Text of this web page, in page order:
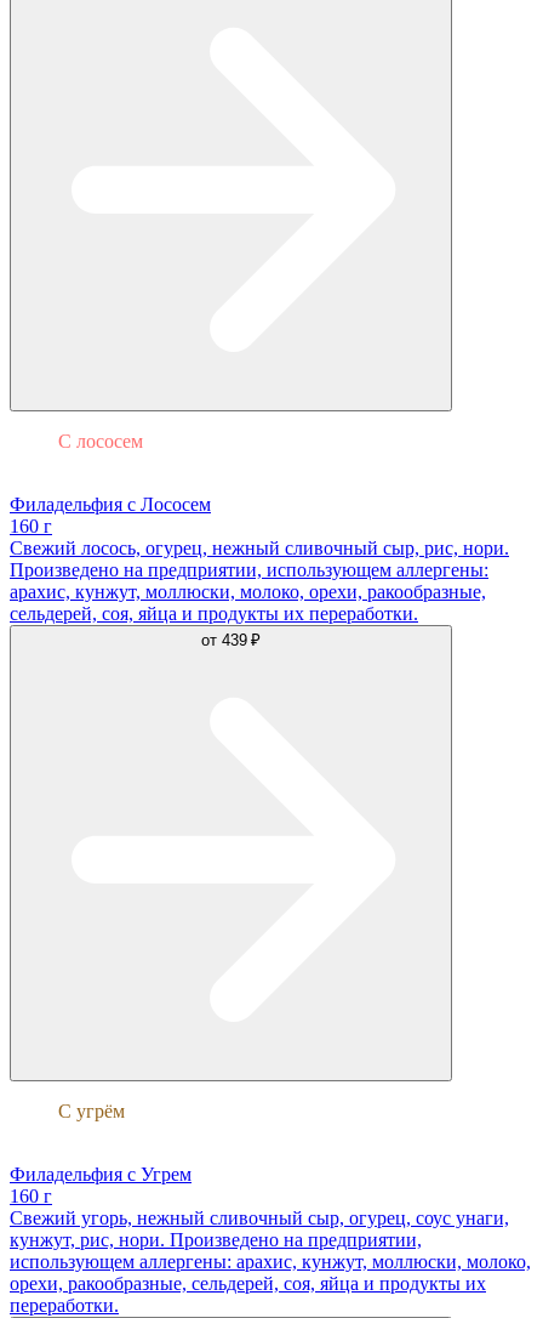
С лососем
Филадельфия с Лососем
160 г
Свежий лосось, огурец, нежный сливочный сыр, рис, нори.
Произведено на предприятии, использующем аллергены:
арахис, кунжут, моллюски, молоко, орехи, ракообразные,
сельдерей, соя, яйца и продукты их переработки.
от 439 ₽
С угрём
Филадельфия с Угрем
160 г
Свежий угорь, нежный сливочный сыр, огурец, соус унаги,
кунжут, рис, нори. Произведено на предприятии,
использующем аллергены: арахис, кунжут, моллюски, молоко,
орехи, ракообразные, сельдерей, соя, яйца и продукты их
переработки.